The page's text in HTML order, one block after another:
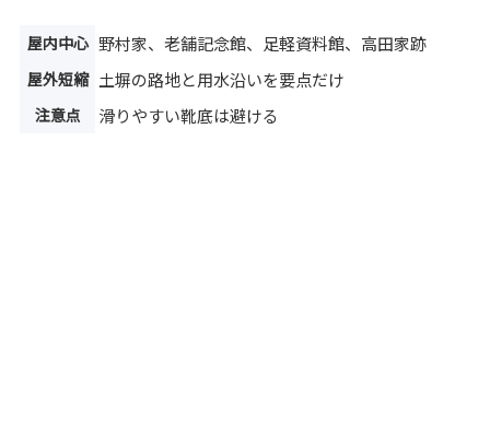
屋内中心 野村家、老舗記念館、足軽資料館、高田家跡
屋外短縮 土塀の路地と用水沿いを要点だけ
注意点 滑りやすい靴底は避ける